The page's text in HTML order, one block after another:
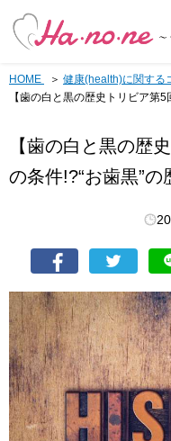
HOME
健康(health)に関する
【歯の白と黒の歴史トリビア第
【歯の白と黒の歴
の条件!?“お歯黒”の